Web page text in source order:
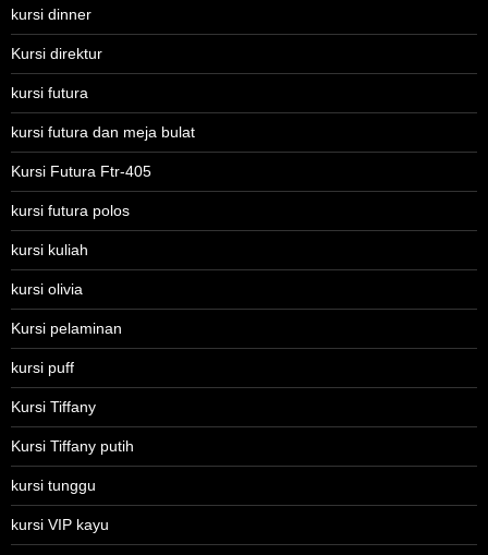
kursi dinner
Kursi direktur
kursi futura
kursi futura dan meja bulat
Kursi Futura Ftr-405
kursi futura polos
kursi kuliah
kursi olivia
Kursi pelaminan
kursi puff
Kursi Tiffany
Kursi Tiffany putih
kursi tunggu
kursi VIP kayu